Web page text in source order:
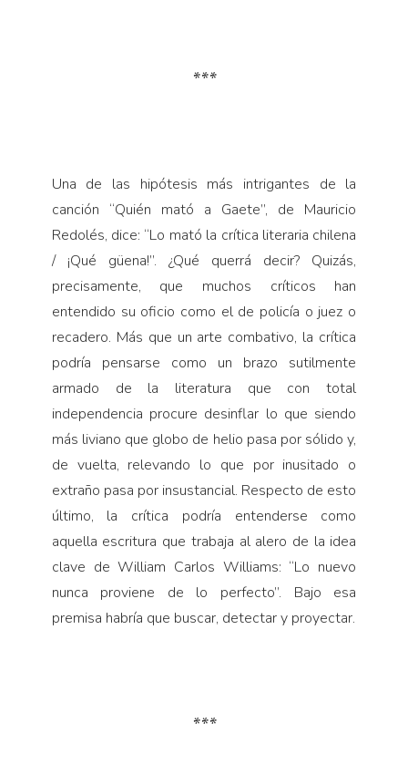
***
Una de las hipótesis más intrigantes de la
canción “Quién mató a Gaete”, de Mauricio
Redolés, dice: “Lo mató la crítica literaria chilena
/ ¡Qué güena!”. ¿Qué querrá decir? Quizás,
precisamente, que muchos críticos han
entendido su oficio como el de policía o juez o
recadero. Más que un arte combativo, la crítica
podría pensarse como un brazo sutilmente
armado de la literatura que con total
independencia procure desinflar lo que siendo
más liviano que globo de helio pasa por sólido y,
de vuelta, relevando lo que por inusitado o
extraño pasa por insustancial. Respecto de esto
último, la crítica podría entenderse como
aquella escritura que trabaja al alero de la idea
clave de William Carlos Williams: “Lo nuevo
nunca proviene de lo perfecto”. Bajo esa
premisa habría que buscar, detectar y proyectar.
***